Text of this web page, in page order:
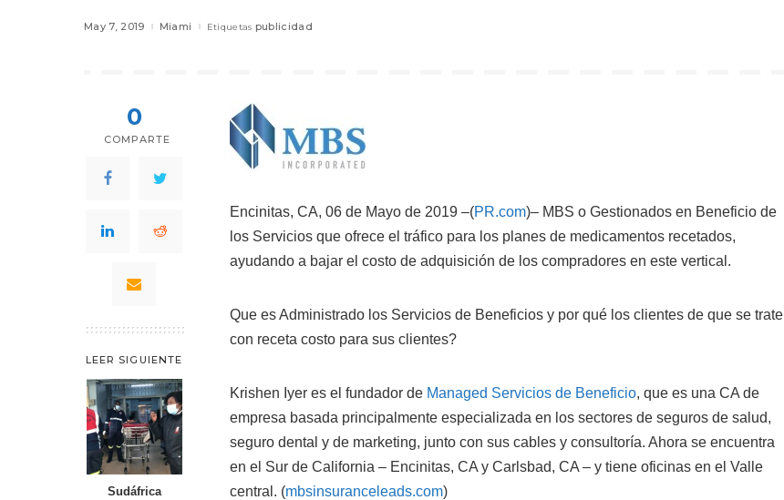
May 7, 2019 Miami Etiquetas publicidad
0
COMPARTE
LEER SIGUIENTE
Sudáfrica
Encinitas, CA, 06 de Mayo de 2019 –(PR.com)– MBS o Gestionados en Beneficio de
los Servicios que ofrece el tráfico para los planes de medicamentos recetados,
ayudando a bajar el costo de adquisición de los compradores en este vertical.
Que es Administrado los Servicios de Beneficios y por qué los clientes de que se trate
con receta costo para sus clientes?
Krishen Iyer es el fundador de Managed Servicios de Beneficio, que es una CA de
empresa basada principalmente especializada en los sectores de seguros de salud,
seguro dental y de marketing, junto con sus cables y consultoría. Ahora se encuentra
en el Sur de California – Encinitas, CA y Carlsbad, CA – y tiene oficinas en el Valle
central. (mbsinsuranceleads.com)